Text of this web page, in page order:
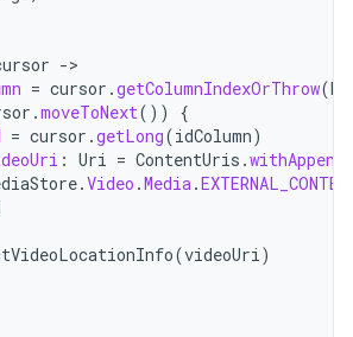
-
= cursor .getColumnIndexOrThrow(
.moveToNext())
{
= cursor .getLong(idColumn)
: Uri = ContentUris .
.Video .Media.
(videoUri)